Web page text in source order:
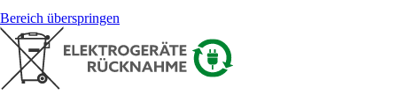
Bereich überspringen